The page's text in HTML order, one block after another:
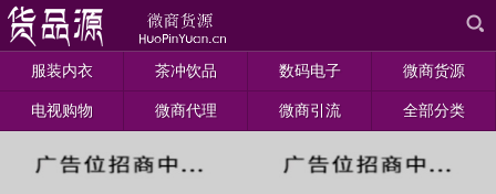
服装内衣 茶冲饮品 数码电子 微商货源
电视购物 微商代理 微商引流 全部分类